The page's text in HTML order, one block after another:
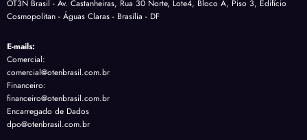
OT3N Brasil - Av. Castanheiras, Rua 30 Norte, Lote4, Bloco A, Piso 3, Edifício
Cosmopolitan - Águas Claras - Brasília - DF
E-mails:
Comercial:
comercial@otenbrasil.com.br
Financeiro:
financeiro@otenbrasil.com.br
Encarregado de Dados
dpo@otenbrasil.com.br